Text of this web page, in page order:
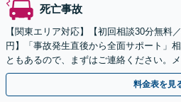
死亡事故
【関東エリア対応】【初回相談30分無料
円】「事故発生直後から全面サポート」
ともあるので、まずはご連絡ください。
懇切丁寧に対応いたします「死亡事故か
料金表を見